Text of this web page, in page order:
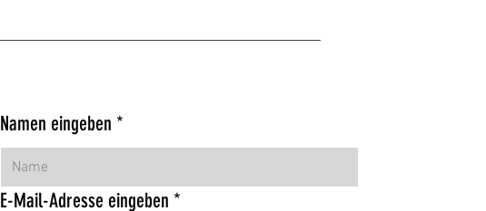
Namen eingeben
E-Mail-Adresse eingeben